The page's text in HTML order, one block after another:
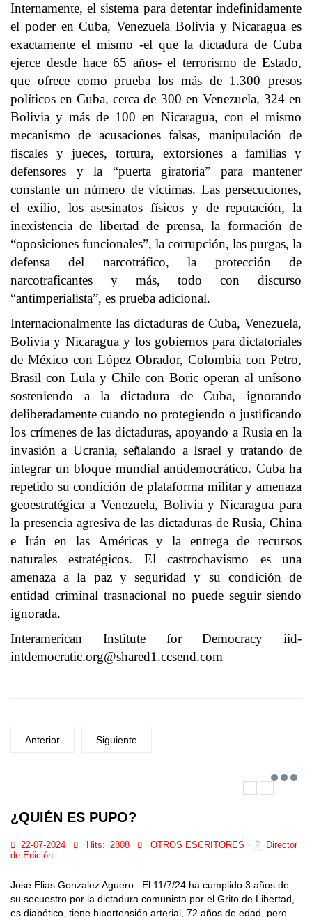
Internamente, el sistema para detentar indefinidamente
el poder en Cuba, Venezuela Bolivia y Nicaragua es
exactamente el mismo -el que la dictadura de Cuba
ejerce desde hace 65 años- el terrorismo de Estado,
que ofrece como prueba los más de 1.300 presos
políticos en Cuba, cerca de 300 en Venezuela, 324 en
Bolivia y más de 100 en Nicaragua, con el mismo
mecanismo de acusaciones falsas, manipulación de
fiscales y jueces, tortura, extorsiones a familias y
defensores y la “puerta giratoria” para mantener
constante un número de víctimas. Las persecuciones,
el exilio, los asesinatos físicos y de reputación, la
inexistencia de libertad de prensa, la formación de
“oposiciones funcionales”, la corrupción, las purgas, la
defensa del narcotráfico, la protección de
narcotraficantes y más, todo con discurso
“antimperialista”, es prueba adicional.
Internacionalmente las dictaduras de Cuba, Venezuela,
Bolivia y Nicaragua y los gobiernos para dictatoriales
de México con López Obrador, Colombia con Petro,
Brasil con Lula y Chile con Boric operan al unísono
sosteniendo a la dictadura de Cuba, ignorando
deliberadamente cuando no protegiendo o justificando
los crímenes de las dictaduras, apoyando a Rusia en la
invasión a Ucrania, señalando a Israel y tratando de
integrar un bloque mundial antidemocrático. Cuba ha
repetido su condición de plataforma militar y amenaza
geoestratégica a Venezuela, Bolivia y Nicaragua para
la presencia agresiva de las dictaduras de Rusia, China
e Irán en las Américas y la entrega de recursos
naturales estratégicos. El castrochavismo es una
amenaza a la paz y seguridad y su condición de
entidad criminal trasnacional no puede seguir siendo
ignorada.
Interamerican Institute for Democracy iid-
intdemocratic.org@shared1.ccsend.com
Anterior Siguiente
¿QUIÉN ES PUPO?
22-07-2024 Hits: 2808 OTROS ESCRITORES
Director
de Edición
Jose Elias Gonzalez Aguero El 11/7/24 ha cumplido 3 años de
su secuestro por la dictadura comunista por el Grito de Libertad,
es diabético, tiene hipertensión arterial, 72 años de edad, pero